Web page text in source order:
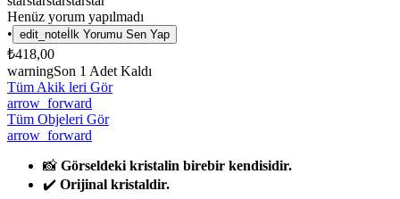
Henüz yorum yapılmadı
• edit_note İlk Yorumu Sen Yap
₺418,00
warningSon 1 Adet Kaldı
Tüm Akik leri Gör
arrow_forward
Tüm Objeleri Gör
arrow_forward
📸 Görseldeki kristalin birebir kendisidir.
✔️ Orijinal kristaldir.